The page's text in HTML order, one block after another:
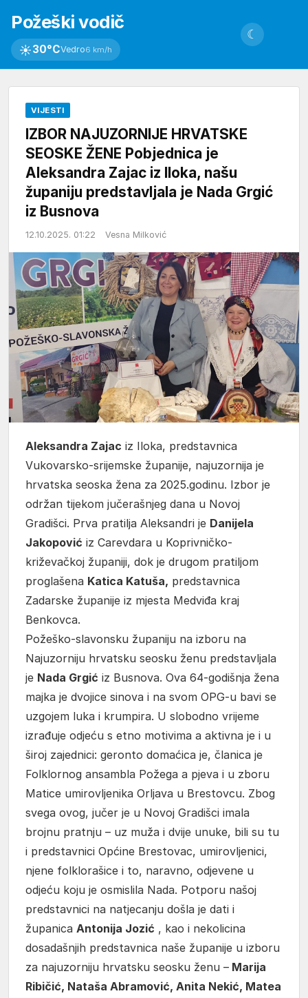
Požeški vodič
☀30°CVedro6 km/h
☾
VIJESTI
IZBOR NAJUZORNIJE HRVATSKE
SEOSKE ŽENE Pobjednica je
Aleksandra Zajac iz Iloka, našu
županiju predstavljala je Nada Grgić
iz Busnova
12.10.2025. 01:22 Vesna Milković
Aleksandra Zajac iz Iloka, predstavnica
Vukovarsko-srijemske županije, najuzornija je
hrvatska seoska žena za 2025.godinu. Izbor je
održan tijekom jučerašnjeg dana u Novoj
Gradišci. Prva pratilja Aleksandri je Danijela
Jakopović iz Carevdara u Koprivničko-
križevačkoj županiji, dok je drugom pratiljom
proglašena Katica Katuša, predstavnica
Zadarske županije iz mjesta Medviđa kraj
Benkovca.
Požeško-slavonsku županiju na izboru na
Najuzorniju hrvatsku seosku ženu predstavljala
je Nada Grgić iz Busnova. Ova 64-godišnja žena
majka je dvojice sinova i na svom OPG-u bavi se
uzgojem luka i krumpira. U slobodno vrijeme
izrađuje odjeću s etno motivima a aktivna je i u
široj zajednici: geronto domaćica je, članica je
Folklornog ansambla Požega a pjeva i u zboru
Matice umirovljenika Orljava u Brestovcu. Zbog
svega ovog, jučer je u Novoj Gradišci imala
brojnu pratnju – uz muža i dvije unuke, bili su tu
i predstavnici Općine Brestovac, umirovljenici,
njene folklorašice i to, naravno, odjevene u
odjeću koju je osmislila Nada. Potporu našoj
predstavnici na natjecanju došla je dati i
županica Antonija Jozić , kao i nekolicina
dosadašnjih predstavnica naše županije u izboru
za najuzorniju hrvatsku seosku ženu – Marija
Ribičić, Nataša Abramović, Anita Nekić, Matea